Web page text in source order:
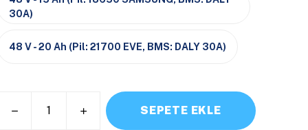
30A)
48 V - 20 Ah (Pil: 21700 EVE, BMS: DALY 30A)
SEPETE EKLE